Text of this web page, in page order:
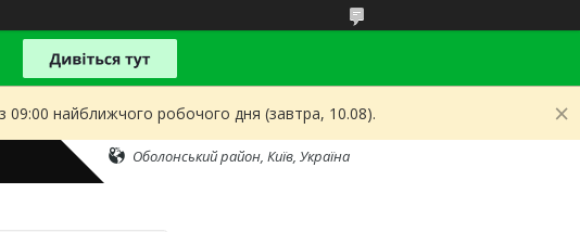
09:00 найближчого робочого дня (завтра, 10.08).
Оболонський район, Київ, Україна